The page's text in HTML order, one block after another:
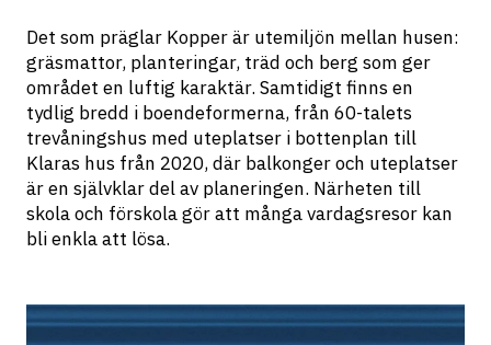
Det som präglar Kopper är utemiljön mellan husen:
gräsmattor, planteringar, träd och berg som ger
området en luftig karaktär. Samtidigt finns en
tydlig bredd i boendeformerna, från 60-talets
trevåningshus med uteplatser i bottenplan till
Klaras hus från 2020, där balkonger och uteplatser
är en självklar del av planeringen. Närheten till
skola och förskola gör att många vardagsresor kan
bli enkla att lösa.